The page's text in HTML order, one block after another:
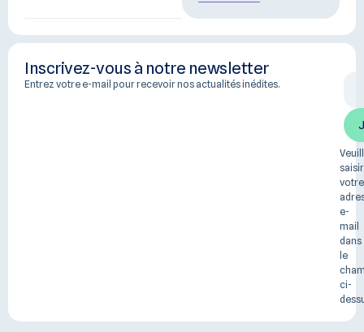
Inscrivez-vous à notre newsletter
Entrez votre e-mail pour recevoir nos actualités inédites.
saisir
votre
e-
mail
dans
le
ci-